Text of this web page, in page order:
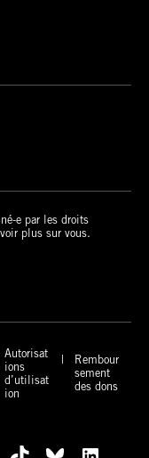
e par les droits
plus sur vous.
Autorisat
ions
d’utilisat
ion
Rembour
sement
des dons